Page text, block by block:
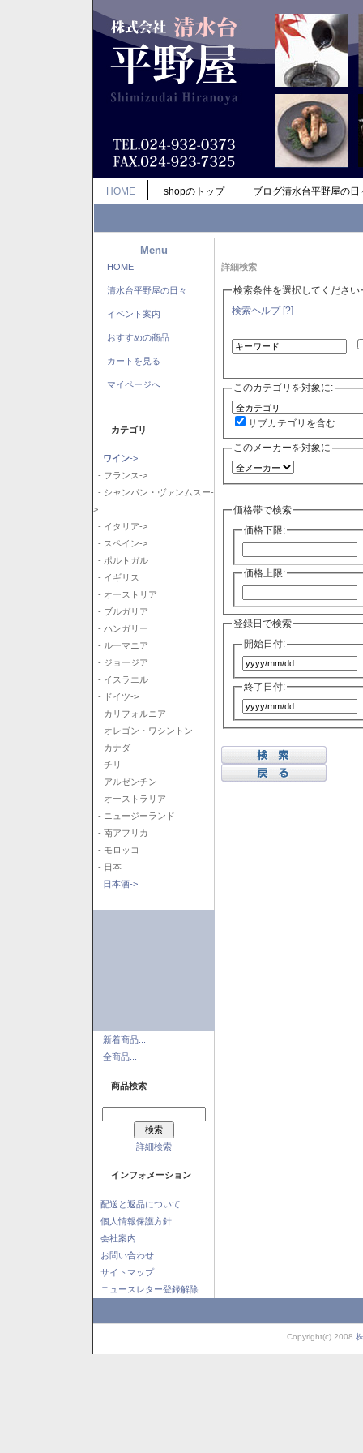
HOME shopのトップ ブログ清水台平野屋の日
Menu
HOME
清水台平野屋の日々
イベント案内
おすすめの商品
カートを見る
マイページへ
カテゴリ
ワイン->
- フランス->
- シャンパン・ヴァンムスー-
>
- イタリア->
- スペイン->
- ポルトガル
- イギリス
- オーストリア
- ブルガリア
- ハンガリー
- ルーマニア
- ジョージア
- イスラエル
- ドイツ->
- カリフォルニア
- オレゴン・ワシントン
- カナダ
- チリ
- アルゼンチン
- オーストラリア
- ニュージーランド
- 南アフリカ
- モロッコ
- 日本
日本酒->
新着商品...
全商品...
商品検索
詳細検索
インフォメーション
配送と返品について
個人情報保護方針
会社案内
お問い合わせ
サイトマップ
ニュースレター登録解除
詳細検索
検索条件を選択してください
検索ヘルプ [?]
このカテゴリを対象に:
サブカテゴリを含む
このメーカーを対象に
価格帯で検索
価格下限:
価格上限:
登録日で検索
開始日付:
終了日付:
Copyright(c) 2008